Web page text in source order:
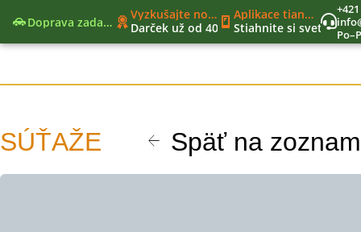
Doprava zadarmo
Vyzkušajte nové moderné funkcie
Darček už od 40€
Nový nákupný zoznam
Aplikace tianDe Beroun
Stiahnite si svet
SÚŤAŽE arrow_back Späť na zoznam